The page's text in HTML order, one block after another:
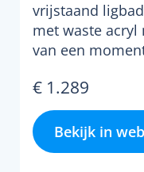
vrijstaand
met waste acryl
van een
€ 1.289
Bekijk in